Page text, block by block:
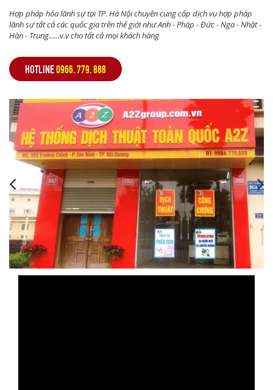
Hợp pháp hóa lãnh sự tại TP. Hà Nội chuyên cung cấp dịch vụ hợp pháp
lãnh sự tất cả các quốc gia trên thế giới như Anh - Pháp - Đức - Nga - Nhật -
Hàn - Trung......v.v cho tất cả mọi khách hàng
HOTLINE0966. 779. 888
,,,,,,,